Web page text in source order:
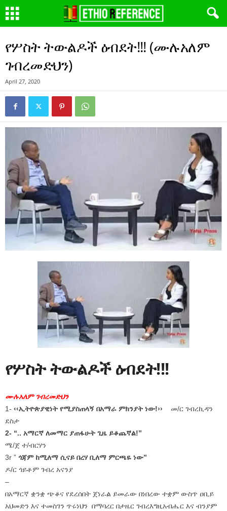
የሦስት ትውልዶች ዕብደት!!! (ሙሉአለም
ገብረመድህን)
April 27, 2020
የሦስት ትውልዶች ዕብደት!!!
ሙሉአለም ገብረመድህን
1- ‹‹ኢትዮጵያዊነት የሚያስጠላኝ በአማራ ምክንያት ነው!›› መ/ር ገብረኪዳን
ደስታ
2- “.. አማርኛ ለመማር ያጠፋሁት ጊዜ ይቆጨኛል!”
ሜ/ጀ ተ/ብርሃን
3r ” ጎጃም ከሚለማ ሲናይ በረሃ ቢለማ ምርጫዬ ነው”
ዶ/ር ጎይቶም ገብረ አናንያ
–
በአማርኛ ቋንቋ ጭቆና የደረሰበት ጀነራል ይመራው በነበረው ተቋም ውስጥ ዐቢይ
አህመድን እና ተመስገን ጥሩነህን በማባረር በታዜር ገብረእግዚአብሔር እና ብንያም